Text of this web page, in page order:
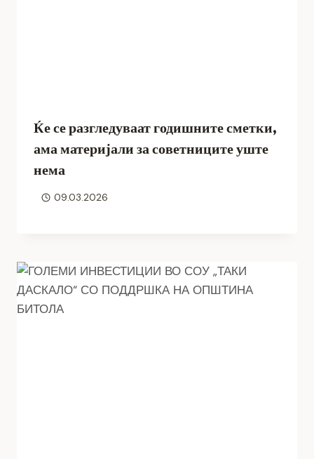
Ќе се разгледуваат годишните сметки,
ама материјали за советниците уште
нема
09.03.2026